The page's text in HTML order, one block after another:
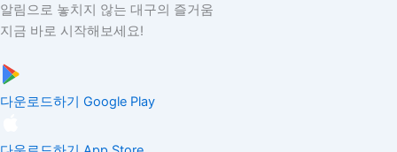
알림으로 놓치지 않는 대구의 즐거움
지금 바로 시작해보세요!
다운로드하기 Google Play